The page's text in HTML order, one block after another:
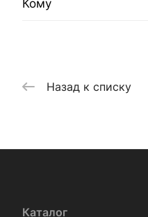
Кому
Назад к списку
Каталог